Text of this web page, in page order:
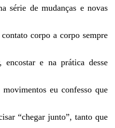
série de mudanças e novas
corpo a corpo sempre
e na prática desse
eu confesso que
“chegar junto”, tanto que